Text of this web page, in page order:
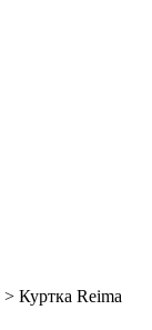
> Куртка Reima